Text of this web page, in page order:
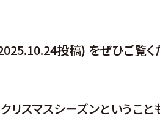
投稿) をぜひご覧く
リスマスシーズンということ